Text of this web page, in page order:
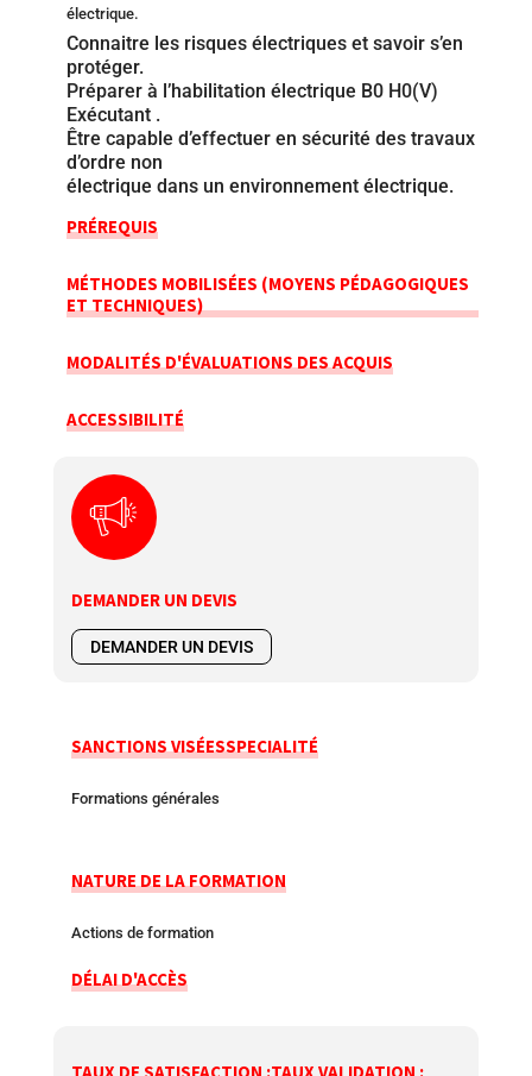
électrique.
Connaitre les risques électriques et savoir s’en
protéger.
Préparer à l’habilitation électrique B0 H0(V)
Exécutant .
Être capable d’effectuer en sécurité des travaux
d’ordre non
électrique dans un environnement électrique.
PRÉREQUIS
MÉTHODES MOBILISÉES (MOYENS PÉDAGOGIQUES
ET TECHNIQUES)
MODALITÉS D'ÉVALUATIONS DES ACQUIS
ACCESSIBILITÉ
DEMANDER UN DEVIS
DEMANDER UN DEVIS
SANCTIONS VISÉESSPECIALITÉ
Formations générales
NATURE DE LA FORMATION
Actions de formation
DÉLAI D'ACCÈS